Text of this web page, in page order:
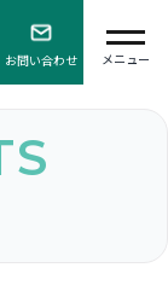
お問い合わせ